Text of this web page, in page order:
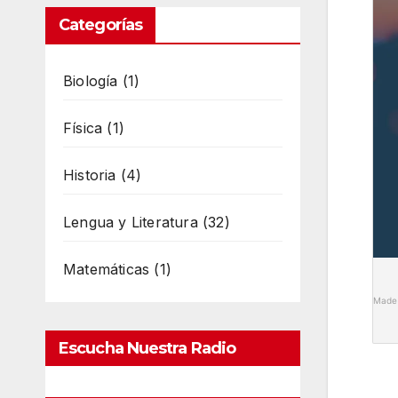
Categorías
Biología (1)
Física (1)
Historia (4)
Lengua y Literatura(32)
Matemáticas (1)
Escucha Nuestra Radio